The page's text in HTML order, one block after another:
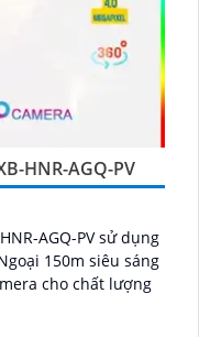
HNR-AGQ-PV
AGQ-PV sử dụng
150m siêu sáng